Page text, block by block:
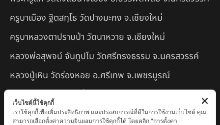
ครูบาเมือง ฐิตสทฺโธ วัดปางมะกง จ.เชียงใหม่
ครูบาหลวงตาปราบป่า วัดนาหวาย จ.เชียงใหม่
หลวงพ่อสุพจน์ จันทูปโม วัดศรีทรงธรรม จ.นครสวรรค์
หลวงปู่เหิน วัดร่องหอย อ.ศรีเทพ จ.เพชรบูรณ์
ครูบาอินตา วัดแม่โพธิ์ จ.ตาก
ครูบามานัส วัดใหม่น้ำรูบ้านน้ำรู อ.เชียงดาว จ.เชียงใหม่
เว็บไซต์นี้ใช้คุกกี้
เราใช้คุกกี้เพื่อเพิ่มประสิทธิภาพ และประสบการณ์ที่ดีในการใช้งานเว็บไซต์ คุณ
สามารถเลือกตั้งค่าความยินยอมการใช้คุกกี้ได้ โดยคลิก "การตั้งค่า